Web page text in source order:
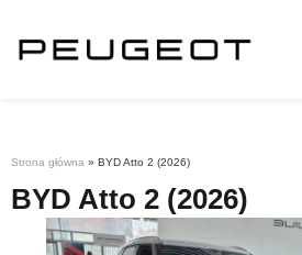
Strona główna » BYD Atto 2 (2026)
BYD Atto 2 (2026)